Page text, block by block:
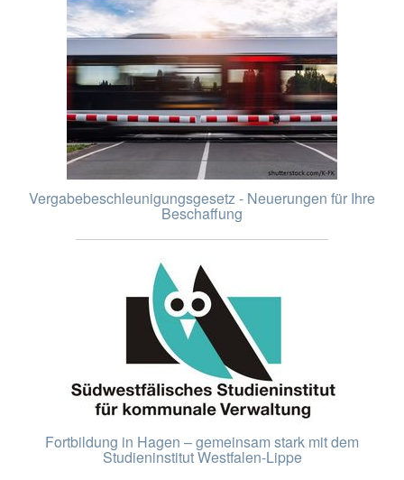
Vergabebeschleunigungsgesetz - Neuerungen für Ihre
Beschaffung
Fortbildung in Hagen – gemeinsam stark mit dem
Studieninstitut Westfalen-Lippe